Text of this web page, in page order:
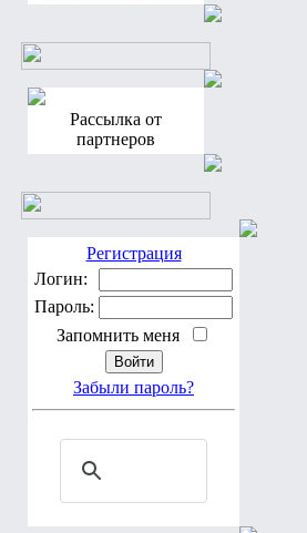
Рассылка от
партнеров
Регистрация
Логин:
Пароль:
Запомнить меня
Забыли пароль?